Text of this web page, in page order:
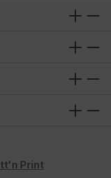
Print